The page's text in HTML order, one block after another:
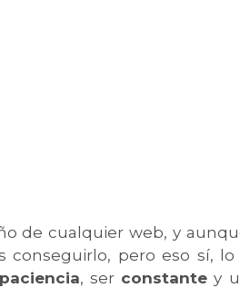
de cualquier web, y
conseguirlo, pero eso sí,
paciencia, ser constante y